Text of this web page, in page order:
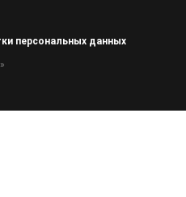
персональных данных